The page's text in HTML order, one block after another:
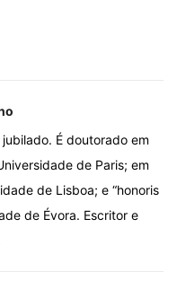
É doutorado em
de Paris; em
de Lisboa; e “honoris
de Évora. Escritor e